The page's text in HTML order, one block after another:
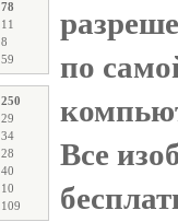
78
11
8
59
250
29
34
28
40
10
109
по
Все